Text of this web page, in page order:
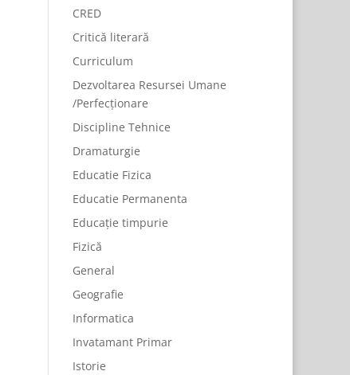
CRED
Critică literară
Curriculum
Dezvoltarea Resursei Umane
/Perfecționare
Discipline Tehnice
Dramaturgie
Educatie Fizica
Educatie Permanenta
Educație timpurie
Fizică
General
Geografie
Informatica
Invatamant Primar
Istorie